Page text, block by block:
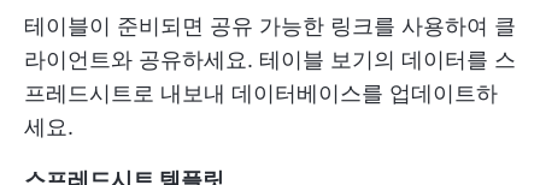
테이블이 준비되면 공유 가능한 링크를 사용하여 클
라이언트와 공유하세요. 테이블 보기의 데이터를 스
프레드시트로 내보내 데이터베이스를 업데이트하
세요.